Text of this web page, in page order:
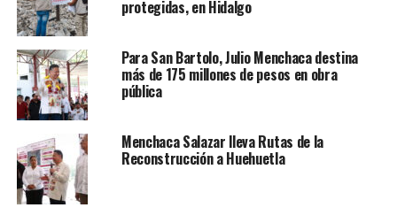
protegidas, en Hidalgo
Para San Bartolo, Julio Menchaca destina
más de 175 millones de pesos en obra
pública
Menchaca Salazar lleva Rutas de la
Reconstrucción a Huehuetla